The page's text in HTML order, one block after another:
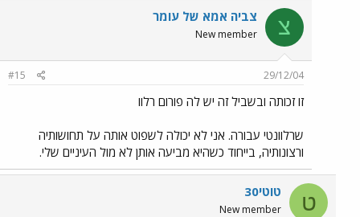
צ צביה אמא של עומר
New member
29/12/04
#15
זו זכותה ובשביל זה יש לה פורום רלוו
שרלוונטי עבורה. אני לא יכולה לשפוט אותה על תחושותיה
ורצונותיה, בייחוד כשהיא מביעה אותן לא מול העיניים שלי.
ט טוטי30
New member